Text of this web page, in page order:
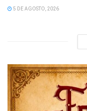
5 DE AGOSTO, 2026